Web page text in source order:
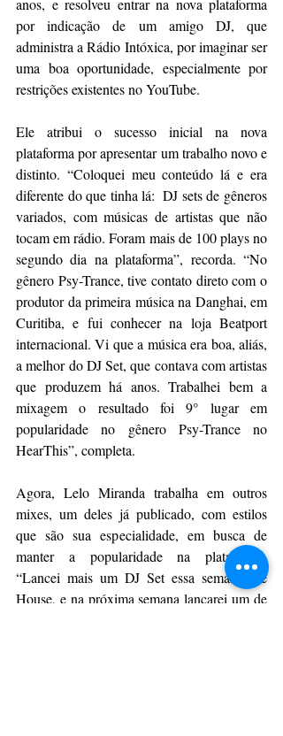
anos, e resolveu entrar na nova plataforma
por indicação de um amigo DJ, que
administra a Rádio Intóxica, por imaginar ser
uma boa oportunidade, especialmente por
restrições existentes no YouTube.
Ele atribui o sucesso inicial na nova
plataforma por apresentar um trabalho novo e
distinto. “Coloquei meu conteúdo lá e era
diferente do que tinha lá:  DJ sets de gêneros
variados, com músicas de artistas que não
tocam em rádio. Foram mais de 100 plays no
segundo dia na plataforma”, recorda. “No
gênero Psy-Trance, tive contato direto com o
produtor da primeira música na Danghai, em
Curitiba, e fui conhecer na loja Beatport
internacional. Vi que a música era boa, aliás,
a melhor do DJ Set, que contava com artistas
que produzem há anos. Trabalhei bem a
mixagem o resultado foi 9° lugar em
popularidade no gênero Psy-Trance no
HearThis”, completa.
Agora, Lelo Miranda trabalha em outros
mixes, um deles já publicado, com estilos
que são sua especialidade, em busca de
manter a popularidade na plataforma.
“Lancei mais um DJ Set essa semana, de
House, e na próxima semana lançarei um de